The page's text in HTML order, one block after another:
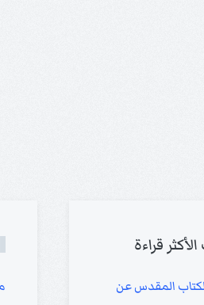
قراءة
المقدس عن